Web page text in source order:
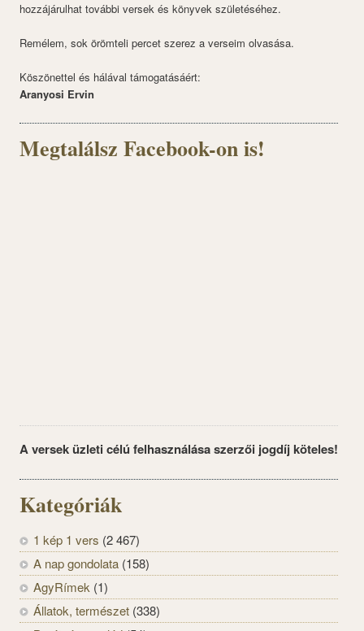
hozzájárulhat további versek és könyvek születéséhez.
Remélem, sok örömteli percet szerez a verseim olvasása.
Köszönettel és hálával támogatásáért:
Aranyosi Ervin
Megtalálsz Facebook-on is!
A versek üzleti célú felhasználása szerzői jogdíj köteles!
Kategóriák
1 kép 1 vers (2 467)
A nap gondolata (158)
AgyRímek (1)
Állatok, természet (338)